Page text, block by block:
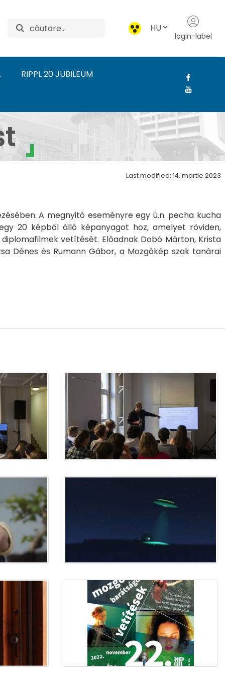
HU
login-label
RIPPL 20 JUBILEUM
Művészeti
Last modified: 14. martie 2023
A megnyitó eseményre egy ú.n. pecha kucha
20 képből álló képanyagot hoz, amelyet röviden,
vetítését. Előadnak Dobó Márton, Krista
Dénes és Rumann Gábor, a Mozgókép szak tanárai